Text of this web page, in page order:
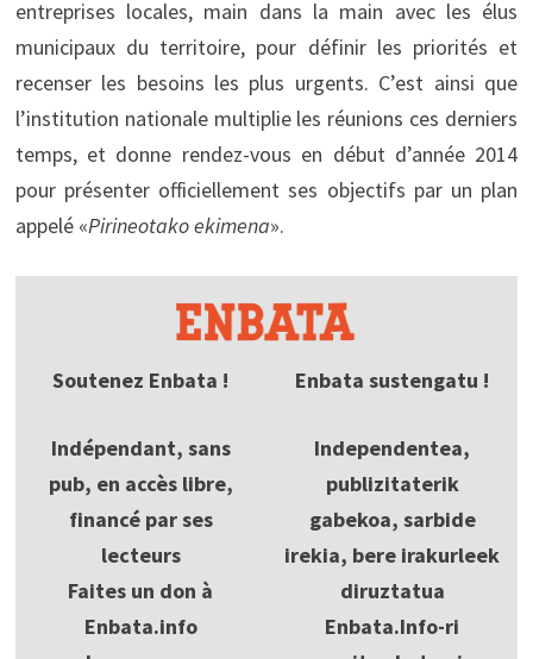
entreprises locales, main dans la main avec les élus
municipaux du territoire, pour définir les priorités et
recenser les besoins les plus urgents. C’est ainsi que
l’institution nationale multiplie les réunions ces derniers
temps, et donne rendez-vous en début d’année 2014
pour présenter officiellement ses objectifs par un plan
appelé «Pirineotako ekimena».
Soutenez Enbata !
Indépendant, sans
pub, en accès libre,
financé par ses
lecteurs
Faites un don à
Enbata.info
Enbata sustengatu !
Independentea,
publizitaterik
gabekoa, sarbide
irekia, bere irakurleek
diruztatua
Enbata.Info-ri